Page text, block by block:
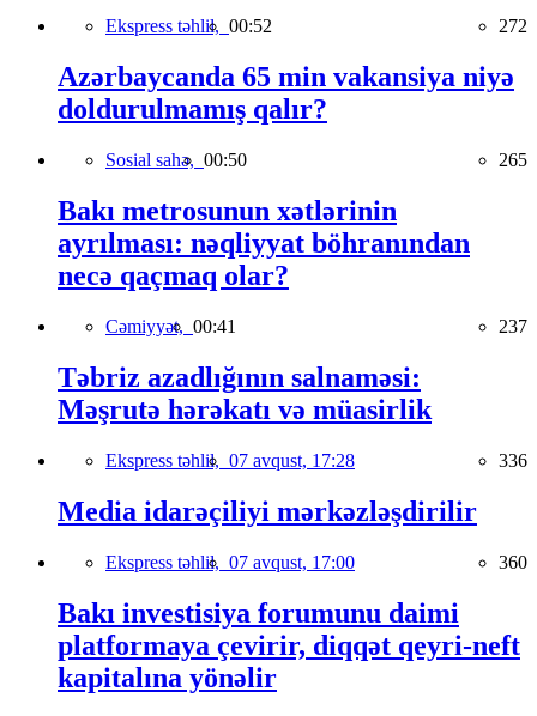
Ekspress təhlil, 00:52 272
Azərbaycanda 65 min vakansiya niyə
doldurulmamış qalır?
Sosial sahə, 00:50 265
Bakı metrosunun xətlərinin
ayrılması: nəqliyyat böhranından
necə qaçmaq olar?
Cəmiyyət, 00:41 237
Təbriz azadlığının salnaməsi:
Məşrutə hərəkatı və müasirlik
Ekspress təhlil, 07 avqust, 17:28 336
Media idarəçiliyi mərkəzləşdirilir
Ekspress təhlil, 07 avqust, 17:00 360
Bakı investisiya forumunu daimi
platformaya çevirir, diqqət qeyri-neft
kapitalına yönəlir